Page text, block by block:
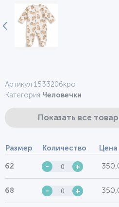
Артикул 1533206кро
Категория Человечки
Показать все
Размер Количество Цена
62 - +
68 - +